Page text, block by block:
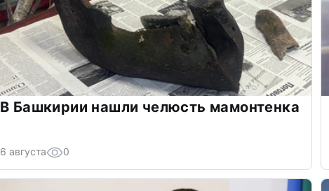
В Башкирии нашли челюсть мамонтенка
6 августа 0